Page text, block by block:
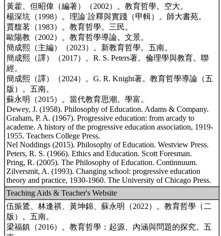
黃藿、但昭偉（編著）（2002）。教育哲學。空大。
楊深坑（1998）。理論˙詮釋與實踐（甲輯）。師大書苑。
賈馥茗（1983）。教育哲學。三民。
歐陽教（2002）。教育哲學導論。文景。
簡成熙（主編）（2023）。新教育哲學。五南。
簡成熙（譯）（2017）。R. S. Peters著。倫理學與教育。聯
經。
簡成熙（譯）（2024）。G. R. Knight著。教育哲學導論（五
版）。五南。
蘇永明（2015）。當代教育思潮。學富。
Dewey, J. (1958). Philosophy of Education. Adams & Company.
Graham, P. A. (1967). Progressive education: from arcady to
academe. A history of the progressive education association, 1919-
1955. Teachers College Press.
Nel Noddings (2015). Philosophy of Education. Westview Press.
Peters, R. S. (1966). Ethics and Education. Scott Foresman.
Pring, R. (2005). The Philosophy of Education. Continnuum.
Zilversmit, A. (1993). Changing school: progressive education
theory and practice, 1930-1960. The University of Chicago Press.
Teaching Aids & Teacher's Website
伍振鷟、林逢祺、黃坤錦、蘇永明（2022）。教育哲學（二
版）。五南。
梁福鎮（2016）。教育哲學：起源、內涵與問題的探究。五